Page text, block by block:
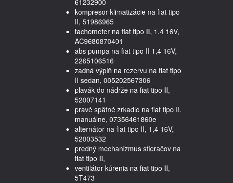
61232900
kompresor klimatizácie na fiat tipo
II, 51986965
tachometer na fiat tipo II, 1,4 16V,
AC9680870401
abs pumpa na fiat tipo II 1,4 16V,
2265106516
zadná výplň na rezervu na fiat tipo
II sedan, 005202567306
plavák do nádrže na fiat tipo II,
52007141
pravé spätné zrkadlo na fiat tipo II,
manuálne, 07356461860e
alternátor na fiat tipo II, 1,4 16V,
52003532
predný mechanizmus stieračov na
fiat tipo II,
ventilátor kúrenia na fiat tipo II,
5T473